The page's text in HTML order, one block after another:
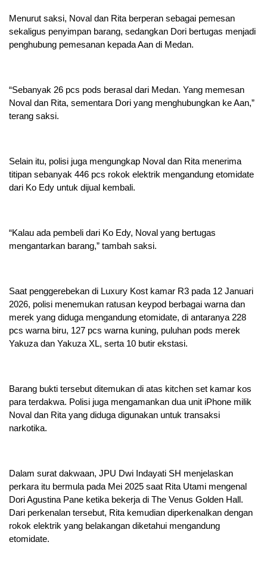
Menurut saksi, Noval dan Rita berperan sebagai pemesan
sekaligus penyimpan barang, sedangkan Dori bertugas menjadi
penghubung pemesanan kepada Aan di Medan.
“Sebanyak 26 pcs pods berasal dari Medan. Yang memesan
Noval dan Rita, sementara Dori yang menghubungkan ke Aan,”
terang saksi.
Selain itu, polisi juga mengungkap Noval dan Rita menerima
titipan sebanyak 446 pcs rokok elektrik mengandung etomidate
dari Ko Edy untuk dijual kembali.
“Kalau ada pembeli dari Ko Edy, Noval yang bertugas
mengantarkan barang,” tambah saksi.
Saat penggerebekan di Luxury Kost kamar R3 pada 12 Januari
2026, polisi menemukan ratusan keypod berbagai warna dan
merek yang diduga mengandung etomidate, di antaranya 228
pcs warna biru, 127 pcs warna kuning, puluhan pods merek
Yakuza dan Yakuza XL, serta 10 butir ekstasi.
Barang bukti tersebut ditemukan di atas kitchen set kamar kos
para terdakwa. Polisi juga mengamankan dua unit iPhone milik
Noval dan Rita yang diduga digunakan untuk transaksi
narkotika.
Dalam surat dakwaan, JPU Dwi Indayati SH menjelaskan
perkara itu bermula pada Mei 2025 saat Rita Utami mengenal
Dori Agustina Pane ketika bekerja di The Venus Golden Hall.
Dari perkenalan tersebut, Rita kemudian diperkenalkan dengan
rokok elektrik yang belakangan diketahui mengandung
etomidate.